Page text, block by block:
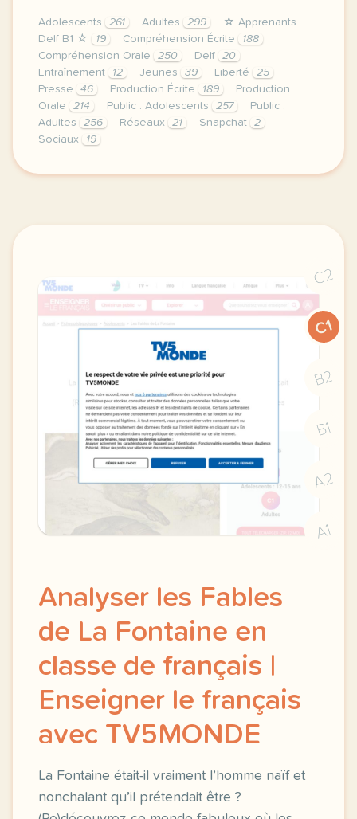
Adolescents 261 Adultes 299
☆ Apprenants
Delf B1 ☆
19 Compréhension Écrite
188
Compréhension Orale
250 Delf
20
Entraînement
12 Jeunes 39 Liberté
25
Presse
46 Production Écrite 189
Production
Orale
214 Public : Adolescents 257
Public :
Adultes
256 Réseaux 21 Snapchat
2
Sociaux
19
piste audio lien d ecoute de telechargement
C2
C1
B2
B1
A2
A1
Analyser les Fables
de La Fontaine en
classe de français |
Enseigner le français
avec TV5MONDE
La Fontaine était-il vraiment l’homme naïf et
nonchalant qu’il prétendait être ?